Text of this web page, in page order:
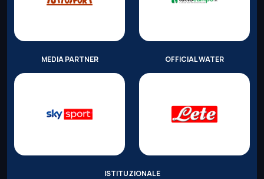
MEDIA PARTNER OFFICIAL WATER
ISTITUZIONALE